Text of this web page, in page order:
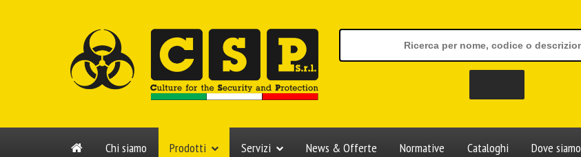
Chi siamo Prodotti Servizi News & Offerte Normative Cataloghi Dove siamo